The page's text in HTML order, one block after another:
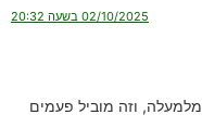
02/10/2025 בשעה 20:32
וזה מוביל פעמים